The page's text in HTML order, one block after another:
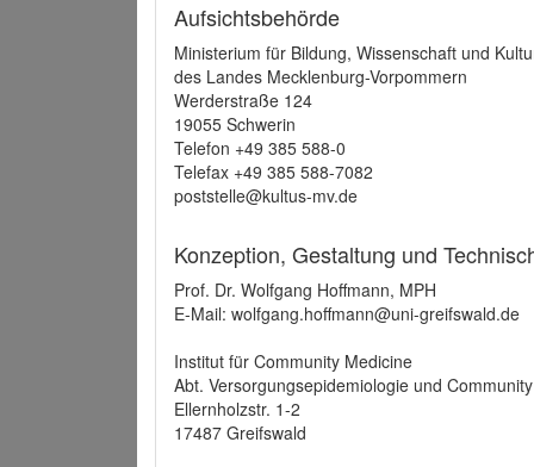
Aufsichtsbehörde
Ministerium für Bildung, Wissenschaft und
des Landes Mecklenburg-Vorpommern
Werderstraße 124
19055 Schwerin
Telefon +49 385 588-0
Telefax +49 385 588-7082
poststelle@kultus-mv.de
Konzeption, Gestaltung und
Prof. Dr. Wolfgang Hoffmann, MPH
E-Mail: wolfgang.hoffmann@uni-greifswald.de
Institut für Community Medicine
Abt. Versorgungsepidemiologie und
Ellernholzstr. 1-2
17487 Greifswald